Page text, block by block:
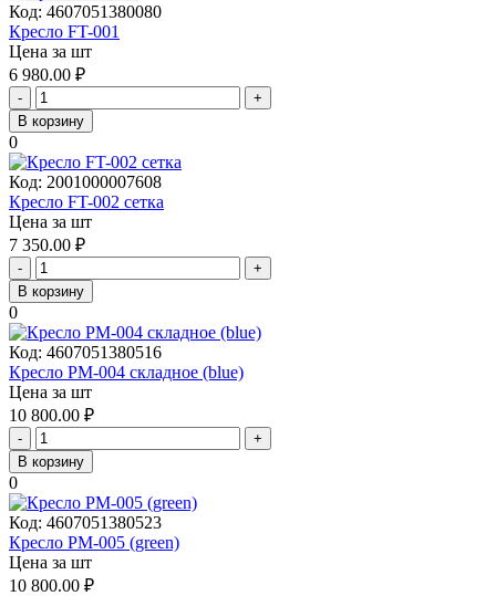
Код: 4607051380080
Кресло FT-001
Цена за шт
6 980.00 ₽
-
+
В корзину
0
Код: 2001000007608
Кресло FT-002 сетка
Цена за шт
7 350.00 ₽
-
+
В корзину
0
Код: 4607051380516
Кресло PM-004 складное (blue)
Цена за шт
10 800.00 ₽
-
+
В корзину
0
Код: 4607051380523
Кресло PM-005 (green)
Цена за шт
10 800.00 ₽